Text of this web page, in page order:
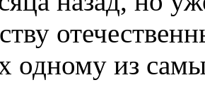
одному из